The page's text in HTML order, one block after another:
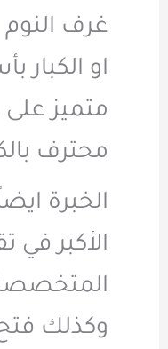
غرف
او
متميز على
محترف
الخبرة
الأكبر في
وكذلك فتح